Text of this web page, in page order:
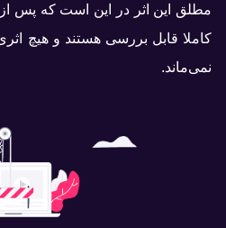
مطلق این اثر در این است که پس
کاملا قابل بررسی هستند و هیچ
نمی‌ماند.